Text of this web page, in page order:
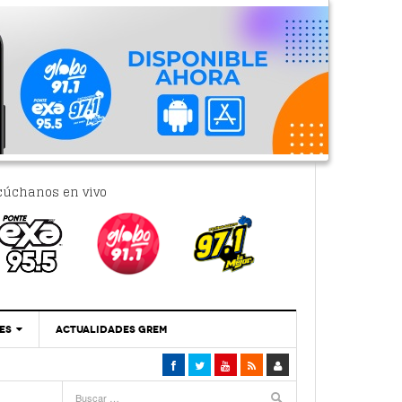
en vivo
‘Se Vale Soñar Con Una Contraloría Ciudadana’
ACTUALIDADES GREM